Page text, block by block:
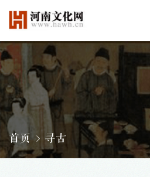
首页 寻古